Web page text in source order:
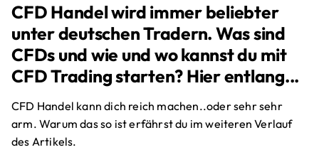
CFD Handel wird immer beliebter
unter deutschen Tradern. Was sind
CFDs und wie und wo kannst du mit
CFD Trading starten? Hier entlang...
CFD Handel kann dich reich machen..oder sehr sehr
arm. Warum das so ist erfährst du im weiteren Verlauf
des Artikels.